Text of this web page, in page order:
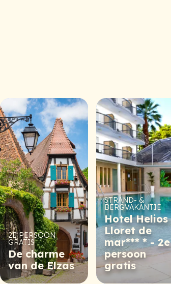
2E PERSOON
GRATIS
De charme
van de Elzas
STRAND- &
BERGVAKANTIE
Hotel Helios
Lloret de
mar*** * - 2e
persoon
gratis